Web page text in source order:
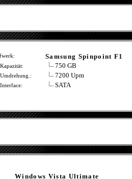
Samsung Spinpoint F1
Kapazität: 750 GB
Umdrehung.: 7200 Upm
Interface: SATA
Windows Vista Ultimate